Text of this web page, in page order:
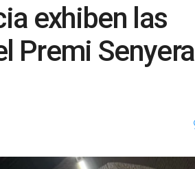
exhiben las
Premi Senyera